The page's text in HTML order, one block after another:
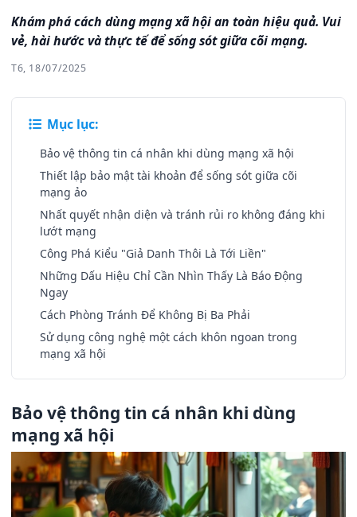
Khám phá cách dùng mạng xã hội an toàn hiệu quả. Vui
vẻ, hài hước và thực tế để sống sót giữa cõi mạng.
T6, 18/07/2025
Mục lục:
Bảo vệ thông tin cá nhân khi dùng mạng xã hội
Thiết lập bảo mật tài khoản để sống sót giữa cõi
mạng ảo
Nhất quyết nhận diện và tránh rủi ro không đáng khi
lướt mạng
Công Phá Kiểu "Giả Danh Thôi Là Tới Liền"
Những Dấu Hiệu Chỉ Cần Nhìn Thấy Là Báo Động
Ngay
Cách Phòng Tránh Để Không Bị Ba Phải
Sử dụng công nghệ một cách khôn ngoan trong
mạng xã hội
Bảo vệ thông tin cá nhân khi dùng
mạng xã hội